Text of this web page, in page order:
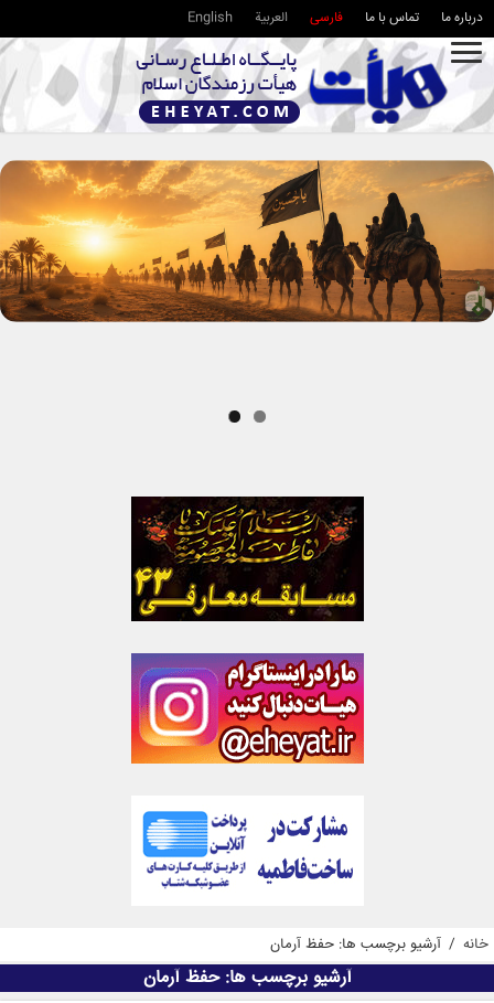
درباره ما تماس با ما فارسی العربية English
خانه / آرشیو برچسب ها: حفظ آرمان
آرشیو برچسب ها:حفظ آرمان